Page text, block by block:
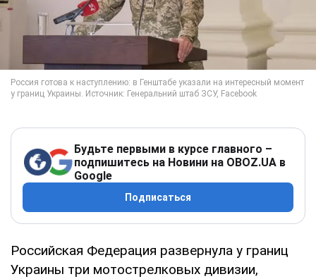
Будьте первыми в курсе главного –
подпишитесь на Новини на OBOZ.UA в
Google
Подписаться
Российская Федерация развернула у границ
Украины три мотострелковых дивизии,